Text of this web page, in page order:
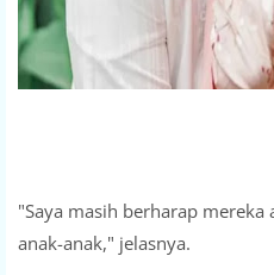
"Saya masih berharap mereka
anak-anak," jelasnya.